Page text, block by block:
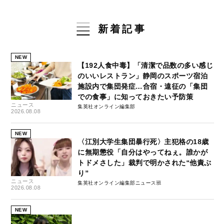
新着記事
NEW
ニュース
2026.08.08
【192人食中毒】「清潔で品数の多い感じ
のいいレストラン」静岡のスポーツ宿泊
施設内で集団発症…合宿・遠征の「集団
での食事」に知っておきたい予防策
集英社オンライン編集部
NEW
ニュース
2026.08.08
〈江別大学生集団暴行死〉主犯格の18歳
に無期懲役「自分はやってねぇ。誰かが
トドメさした」裁判で明かされた“他責ぶ
り”
集英社オンライン編集部ニュース班
NEW